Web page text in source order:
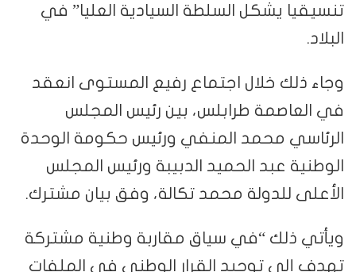
تنسيقيا يشكل السلطة السيادية العليا” في
البلاد.
وجاء ذلك خلال اجتماع رفيع المستوى انعقد
في العاصمة طرابلس، بين رئيس المجلس
الرئاسي محمد المنفي ورئيس حكومة الوحدة
الوطنية عبد الحميد الدبيبة ورئيس المجلس
الأعلى للدولة محمد تكالة، وفق بيان مشترك.
ويأتي ذلك “في سياق مقاربة وطنية مشتركة
تهدف إلى توحيد القرار الوطني في الملفات